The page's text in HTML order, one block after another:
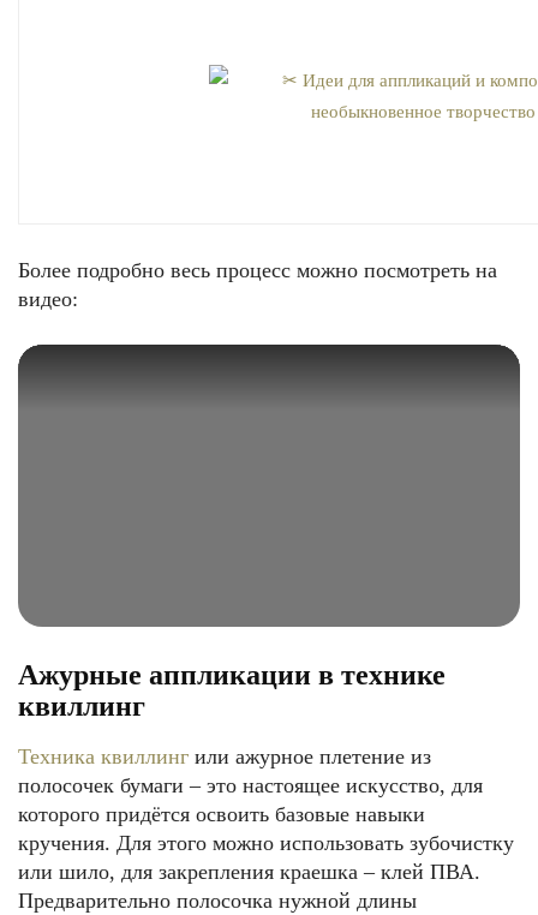
Более подробно весь процесс можно посмотреть на
видео:
Ажурные аппликации в технике
квиллинг
Техника квиллинг или ажурное плетение из
полосочек бумаги – это настоящее искусство, для
которого придётся освоить базовые навыки
кручения. Для этого можно использовать зубочистку
или шило, для закрепления краешка – клей ПВА.
Предварительно полосочка нужной длины